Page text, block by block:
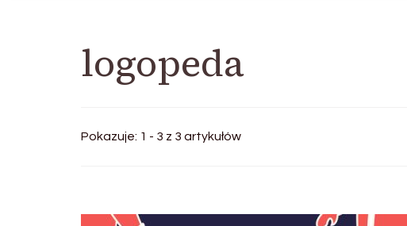
logopeda
Pokazuje: 1 - 3 z 3 artykułów